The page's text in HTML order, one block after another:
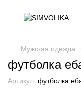
Мужская одежда
футболка
Артикул: футболка